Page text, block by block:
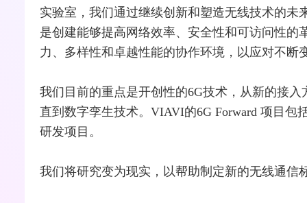
实验室，我们通过继续创新和塑造无线技术的
是创建能够提高网络效率、安全性和可访问性
力、多样性和卓越性能的协作环境，以应对不断
我们目前的重点是开创性的6G技术，从新的接
直到数字孪生技术。VIAVI的6G Forward 项目包
研发项目。
我们将研究变为现实，以帮助制定新的无线通信